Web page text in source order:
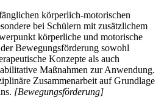
körperlich-motorischen
bei Schülern mit zusätzlichem
körperliche und motorische
Bewegungsförderung sowohl
Konzepte als auch
Maßnahmen zur Anwendung.
Zusammenarbeit auf Grundlage
[Bewegungsförderung]